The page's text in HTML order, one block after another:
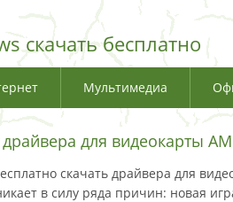
скачать бесплатно
Мультимедиа
для видеокарты
скачать драйвера для
в силу ряда причин: новая